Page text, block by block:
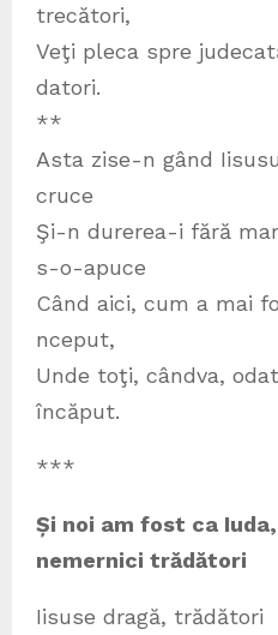
trecători,
Veţi pleca spre
datori.
**
Asta zise-n gând
cruce
Şi-n durerea-i fără
s-o-apuce
Când aici, cum a mai
nceput,
Unde toţi, cândva,
încăput.
***
Și noi am fost ca Iuda,
nemernici trădători
Iisuse dragă, trădători